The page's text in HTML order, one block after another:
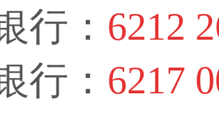
行： 6212
行： 6217